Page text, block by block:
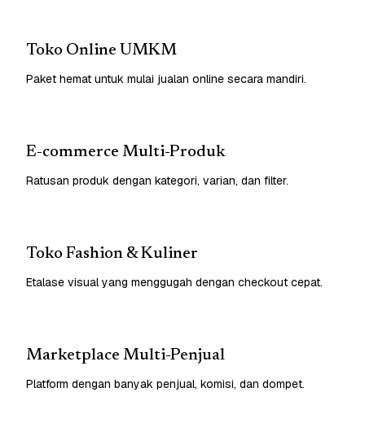
Toko Online UMKM
Paket hemat untuk mulai jualan online secara mandiri.
E-commerce Multi-Produk
Ratusan produk dengan kategori, varian, dan filter.
Toko Fashion & Kuliner
Etalase visual yang menggugah dengan checkout cepat.
Marketplace Multi-Penjual
Platform dengan banyak penjual, komisi, dan dompet.